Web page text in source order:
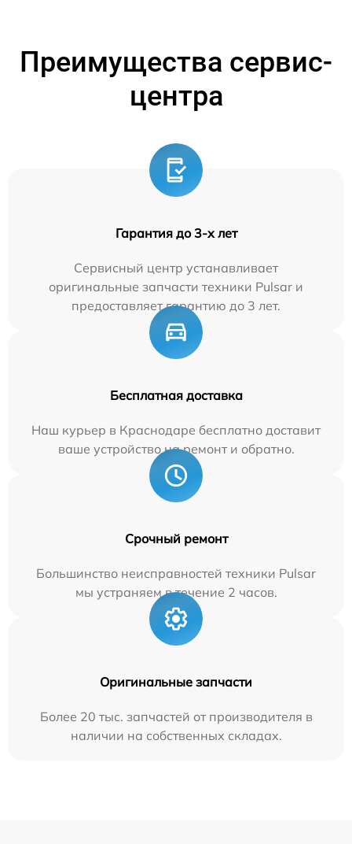
Преимущества сервис-
центра
Гарантия до 3-х лет
Сервисный центр устанавливает
оригинальные запчасти техники Pulsar и
предоставляет гарантию до 3 лет.
Бесплатная доставка
Наш курьер в Краснодаре бесплатно доставит
ваше устройство на ремонт и обратно.
Срочный ремонт
Большинство неисправностей техники Pulsar
мы устраняем в течение 2 часов.
Оригинальные запчасти
Более 20 тыс. запчастей от производителя в
наличии на собственных складах.